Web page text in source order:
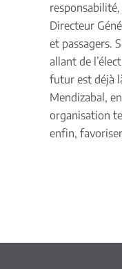
Directeur
et passagers.
allant de
futur est déjà
Mendizabal,
organisation
enfin,